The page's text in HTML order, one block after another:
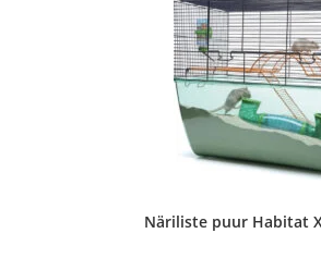
Näriliste puur Habitat